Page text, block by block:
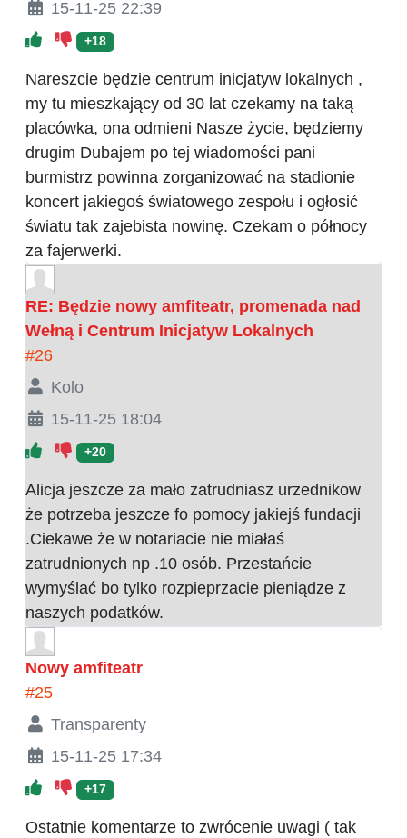
15-11-25 22:39
+18
Nareszcie będzie centrum inicjatyw lokalnych ,
my tu mieszkający od 30 lat czekamy na taką
placówka, ona odmieni Nasze życie, będziemy
drugim Dubajem po tej wiadomości pani
burmistrz powinna zorganizować na stadionie
koncert jakiegoś światowego zespołu i ogłosić
światu tak zajebista nowinę. Czekam o północy
za fajerwerki.
RE: Będzie nowy amfiteatr, promenada nad
Wełną i Centrum Inicjatyw Lokalnych
#26
Kolo
15-11-25 18:04
+20
Alicja jeszcze za mało zatrudniasz urzednikow
że potrzeba jeszcze fo pomocy jakiejś fundacji
.Ciekawe że w notariacie nie miałaś
zatrudnionych np .10 osób. Przestańcie
wymyślać bo tylko rozpieprzacie pieniądze z
naszych podatków.
Nowy amfiteatr
#25
Transparenty
15-11-25 17:34
+17
Ostatnie komentarze to zwrócenie uwagi ( tak